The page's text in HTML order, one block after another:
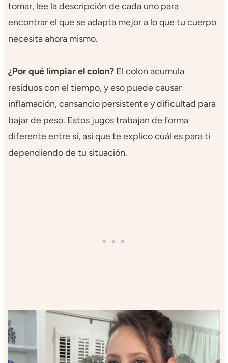
tomar, lee la descripción de cada uno para
encontrar el que se adapta mejor a lo que tu cuerpo
necesita ahora mismo.
¿Por qué limpiar el colon?El colon acumula
residuos con el tiempo, y eso puede causar
inflamación, cansancio persistente y dificultad para
bajar de peso. Estos jugos trabajan de forma
diferente entre sí, así que te explico cuál es para ti
dependiendo de tu situación.